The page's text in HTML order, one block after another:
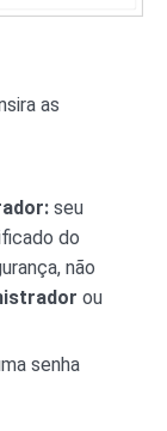
as
seu
do
não
ou
senha